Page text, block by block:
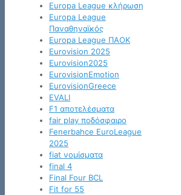
Europa League κλήρωση
Europa League
Παναθηναϊκός
Europa League ΠΑΟΚ
Eurovision 2025
Eurovision2025
EurovisionEmotion
EurovisionGreece
EVALI
F1 αποτελέσματα
fair play ποδόσφαιρο
Fenerbahce EuroLeague
2025
fiat νομίσματα
final 4
Final Four BCL
Fit for 55